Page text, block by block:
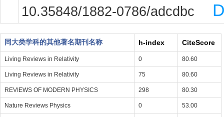
10.35848/1882-0786/adcdbc
同大类学科的其他著名期刊名称 h-index CiteScore
Living Reviews in Relativity 0 80.60
Living Reviews in Relativity 75 80.60
REVIEWS OF MODERN PHYSICS 298 80.30
Nature Reviews Physics 0 53.00